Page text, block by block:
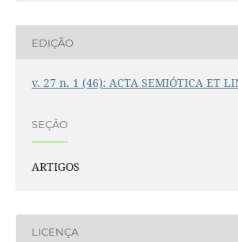
EDIÇÃO
v. 27 n. 1 (46): ACTA SEMIÓTICA ET
SEÇÃO
ARTIGOS
LICENÇA